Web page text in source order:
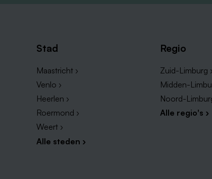
Stad
Maastricht ›
Venlo ›
Heerlen ›
Roermond ›
Weert ›
Alle steden ›
Regio
Zuid-Limburg ›
Midden-
Noord-
Alle regio's ›